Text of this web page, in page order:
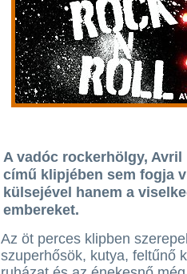
A vadóc rockerhölgy, Avril
című klipjében sem fogja
külsejével hanem a
embereket.
Az öt perces klipben
szuperhősök, kutya, feltűnő